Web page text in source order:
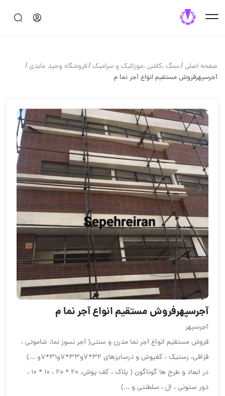
صفحه اصلی/سنگ ،كاشي ،موزائيك و سراميك/فروشگاه وحید عابدی/
آجرسپهرفروش مستقیم انواع آجر نما م
آجرسپهرفروش مستقیم انواع آجر نما م
آجرسپهر
فروش مستقیم انواع آجر نما مدرن و سنتی( آجر نسوز نما، شاموتی ،
قزاقی، رستیک ، کفپوش و درسایزهای 32*7و33*7و31*7و ...)
در ابعاد و طرح ها گوناگون ( پلاک ، کف پوش، ۲۰ * ۲۰ ، ۱۰ * ۱۰ ،
دور ستونی ، ال ، سلطنتی و ...)